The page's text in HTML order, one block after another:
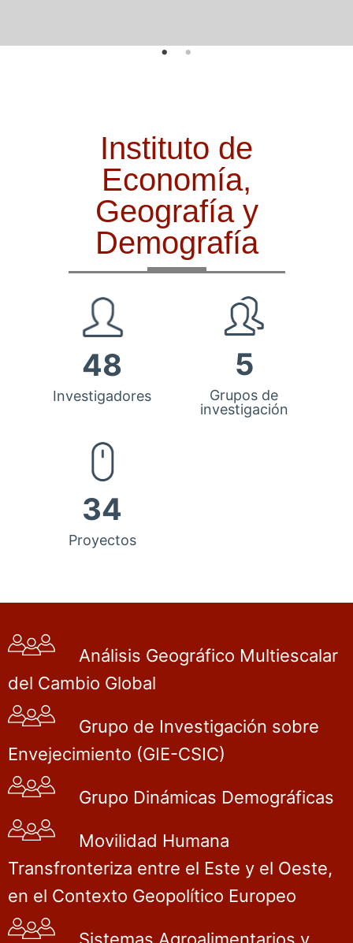
Instituto de
Economía,
Geografía y
Demografía
48
Investigadores
5
Grupos de
investigación
34
Proyectos
Análisis Geográfico Multiescalar
del Cambio Global
Grupo de Investigación sobre
Envejecimiento (GIE-CSIC)
Grupo Dinámicas Demográficas
Movilidad Humana
Transfronteriza entre el Este y el Oeste,
en el Contexto Geopolítico Europeo